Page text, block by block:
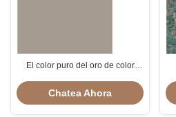
El color puro del oro de color
las baldosas del granito de la
Chatea Ahora